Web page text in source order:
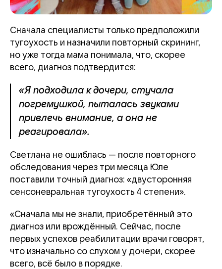
Сначала специалисты только предположили
тугоухость и назначили повторный скрининг,
но уже тогда мама понимала, что, скорее
всего, диагноз подтвердится:
«Я подходила к дочери, стучала
погремушкой, пыталась звуками
привлечь внимание, а она не
реагировала».
Светлана не ошиблась — после повторного
обследования через три месяца Юле
поставили точный диагноз: «двусторонняя
сенсоневральная тугоухость 4 степени».
«Сначала мы не знали, приобретённый это
диагноз или врождённый. Сейчас, после
первых успехов реабилитации врачи говорят,
что изначально со слухом у дочери, скорее
всего, всё было в порядке.